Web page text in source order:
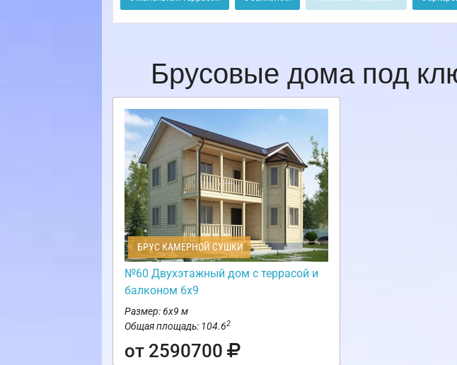
Брусовые дома под
БРУС КАМЕРНОЙ СУШКИ
№60 Двухэтажный дом с террасой и
балконом 6х9
Размер: 6х9 м
Общая площадь: 104.62
от 2590700